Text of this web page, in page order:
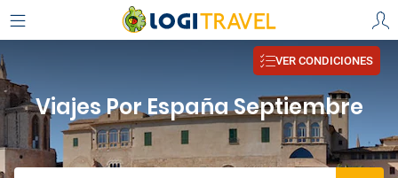
VER CONDICIONES
Viajes Por España Septiembre